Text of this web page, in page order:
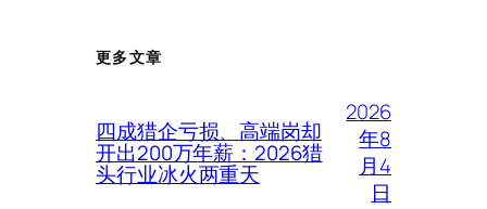
更多文章
四成猎企亏损、高端岗却
开出200万年薪：2026猎
头行业冰火两重天
2026
年8
月4
日